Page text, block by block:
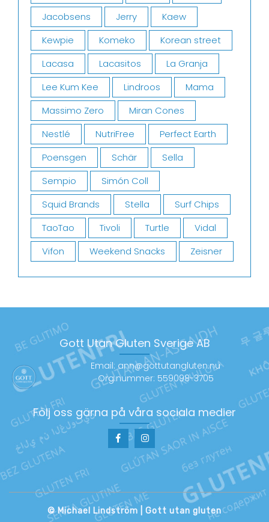
Jacobsens
Jerry
Kaew
Kewpie
Komeko
Korean street
Lacasa
Lacasitos
La Granja
Lee Kum Kee
Lindroos
Mama
Massimo Zero
Miran Cones
Nestlé
NutriFree
Perfect Earth
Poensgen
Schär
Sella
Sempio
Simón Coll
Squid Brands
Stella
Surf Chips
TaoTao
Tivoli Turtle
Vidal
Vifon
Weekend Snacks Zeisner
Gott Utan Gluten Sverige AB
Email: ann@gottutangluten.nu
Org.nummer: 559098-3705
Följ oss gärna på våra sociala medier
© Michael Lindström | Gott utan gluten